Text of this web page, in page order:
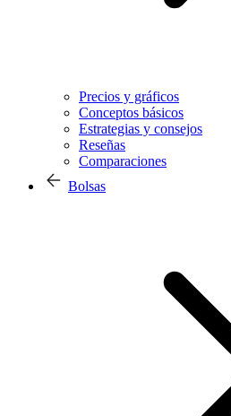
Precios y gráficos
Conceptos básicos
Estrategias y consejos
Reseñas
Comparaciones
Bolsas